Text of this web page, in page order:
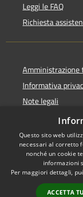
Leggi le FAQ
Richiesta
Amministrazione
Informativa
Note legali
Dichiarazione di
Accessibilità
Questo sito web
necessari al corretto
nonché un cookie
informazioni
Per maggiori dettagli,
ACCETTA